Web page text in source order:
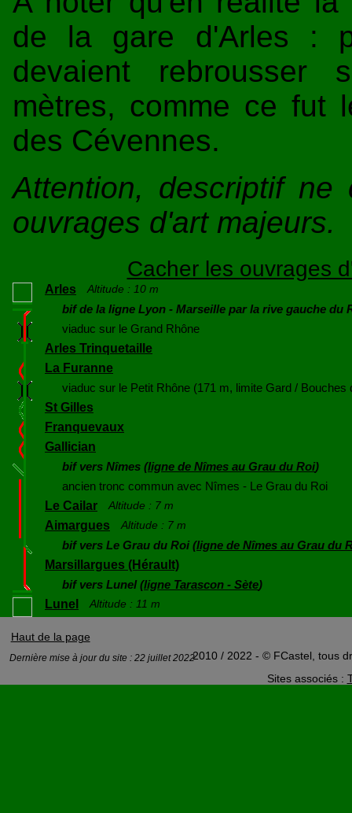
de la gare d'Arles :
devaient rebrousser
mètres, comme ce fut
des Cévennes.
Attention, descriptif
ouvrages d'art majeurs.
Cacher les ouvrages
Arles Altitude : 10 m
bif de la ligne Lyon - Marseille par la rive gauche du
viaduc sur le Grand Rhône
Arles Trinquetaille
La Furanne
viaduc sur le Petit Rhône (171 m, limite Gard / Bouches
St Gilles
Franquevaux
Gallician
bif vers Nîmes (ligne de Nîmes au Grau du Roi)
ancien tronc commun avec Nîmes - Le Grau du Roi
Le Cailar
Altitude : 7 m
Aimargues Altitude : 7 m
bif vers Le Grau du Roi (ligne de Nîmes au Grau du
Marsillargues (Hérault)
bif vers Lunel (ligne Tarascon - Sète)
Lunel
Altitude : 11 m
Haut de la page
Dernière mise à jour du site : 22 juillet 20222010 / 2022 - © FCastel, tous
Sites associés :